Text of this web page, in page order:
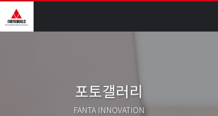
포토갤러리
FANTA INNOVATION